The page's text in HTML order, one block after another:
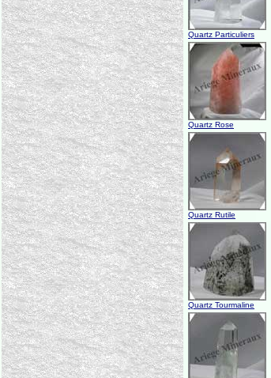
Quartz Particuliers
Quartz Rose
Quartz Rutile
Quartz Tourmaline